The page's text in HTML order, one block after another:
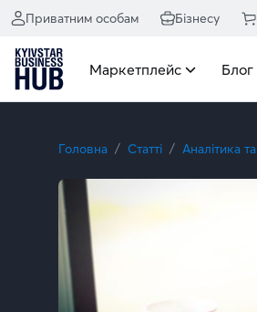
Приватним особам Бізнесу
Маркетплейс Блог
Головна Статті Аналітика